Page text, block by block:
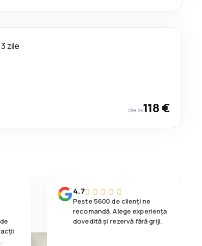
3 zile
de la118 €
4.7
Peste 5600 de clienți ne
recomandă. Alege experiența
dovedită și rezervă fără griji.